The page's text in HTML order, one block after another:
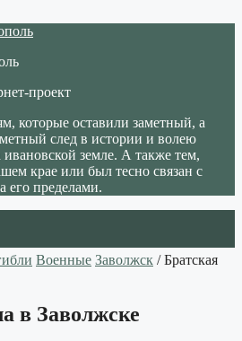
проект
которые оставили заметный, а
след в истории и волею
ивановской земле. А также тем,
крае или был тесно связан с
его пределами.
Военные Заволжск / Братская
в Заволжске